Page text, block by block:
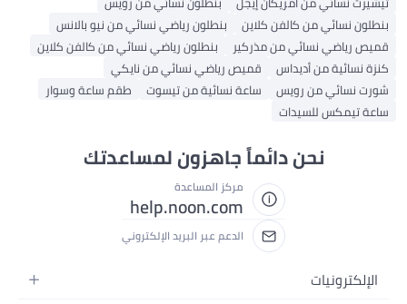
بنطلون نسائي من كالفن كلاين
بنطلون رياضي نسائي من نيو بالانس
قميص رياضي نسائي من مذركير
بنطلون رياضي نسائي من كالفن كلاين
كنزة نسائية من أديداس
قميص رياضي نسائي من نايكي
شورت نسائي من رويس
ساعة نسائية من تيسوت
طقم ساعة وسوار
ساعة تيمكس للسيدات
نحن دائماً جاهزون لمساعدتك
مركز المساعدة
help.noon.com
الدعم عبر البريد الإلكتروني
الإلكترونيات